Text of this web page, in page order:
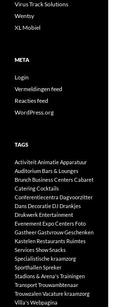
Virus Track Solutions
Wentsy
XL Mobiel
META
Login
Vermeldingen feed
Reacties feed
WordPress.org
TAGS
ActiviteitAnimatieApparatuur
Auditorium Bars & Lounges
Brunch Business CentersCabaret
CateringCocktails
Conferentiecentra Dagvoorzitter
Dans Decoratie DJ Drankjes
Drukwerk Entertainment
Evenement Expo Centers Foto
GastheerGastvrouwGeschenken
Kastelen Restaurants Ruimtes
ServicesShowSnacks
Specialistische kraamzorg
SporthallenSpreker
Stadions & Arena'sTrainingen
TransportTrouwambtenaar
TrouwzalenVacature kraamzorg
Villa'sWebpagina